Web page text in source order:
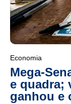
Economia
Mega-
e quadra;
ganhou e